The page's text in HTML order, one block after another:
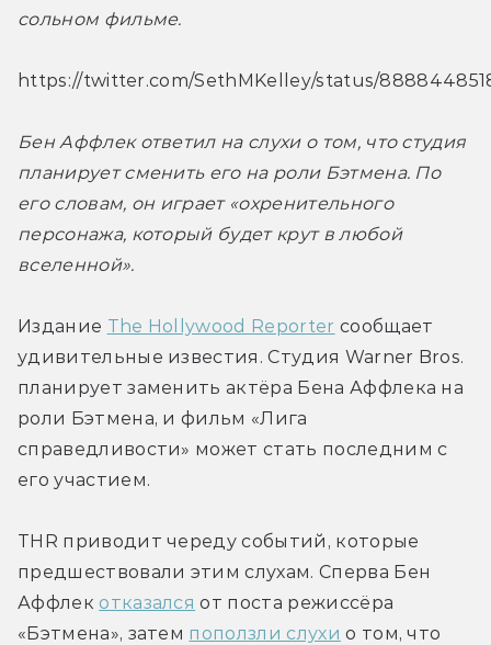
сольном фильме.
https://twitter.com/SethMKelley/status/
Бен Аффлек ответил на слухи о том, что студия
планирует сменить его на роли Бэтмена. По
его словам, он играет «охренительного
персонажа, который будет крут в любой
вселенной».
Издание The Hollywood Reporter сообщает
удивительные известия. Студия Warner Bros.
планирует заменить актёра Бена Аффлека на
роли Бэтмена, и фильм «Лига
справедливости» может стать последним с
его участием.
THR приводит череду событий, которые
предшествовали этим слухам. Сперва Бен
Аффлек отказался от поста режиссёра
«Бэтмена», затем поползли слухи о том, что